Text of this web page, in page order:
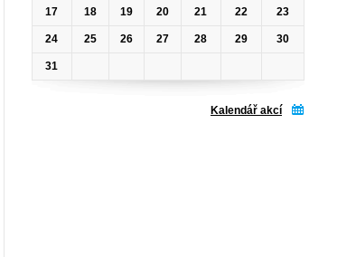
17 18 19 20 21 22 23
24 25 26 27 28 29 30
31
Kalendář akcí